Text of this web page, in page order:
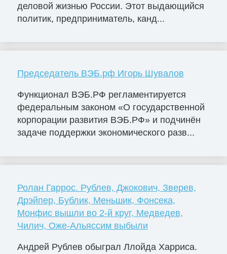
деловой жизнью России. Этот выдающийся
политик, предприниматель, канд...
Председатель ВЭБ.рф Игорь Шувалов
Функционал ВЭБ.РФ регламентируется
федеральным законом «О государственной
корпорации развития ВЭБ.РФ» и подчинён
задаче поддержки экономического разв...
Ролан Гаррос. Рублев, Джокович, Зверев,
Дрэйпер, Бублик, Меньшик, Фонсека,
Монфис вышли во 2-й круг, Медведев,
Чилич, Оже-Альяссим выбыли
Андрей Рублев обыграл Ллойда Харриса.